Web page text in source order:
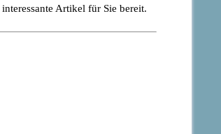
Artikel für Sie bereit.